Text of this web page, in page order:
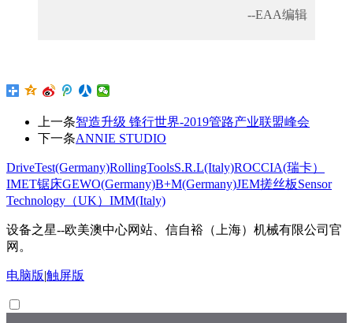
--EAA编辑
上一条智造升级 锋行世界-2019管路产业联盟峰会
下一条ANNIE STUDIO
DriveTest(Germany)RollingToolsS.R.L(Italy)ROCCIA(瑞卡）
IMET锯床GEWO(Germany)B+M(Germany)JEM搓丝板Sensor
Technology（UK） IMM(Italy)
设备之星--欧美澳中心网站、信自裕（上海）机械有限公司官
网。
电脑版|触屏版